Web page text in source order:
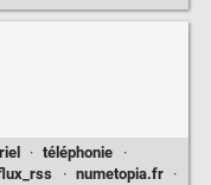
· téléphonie
·
· numetopia.fr
·